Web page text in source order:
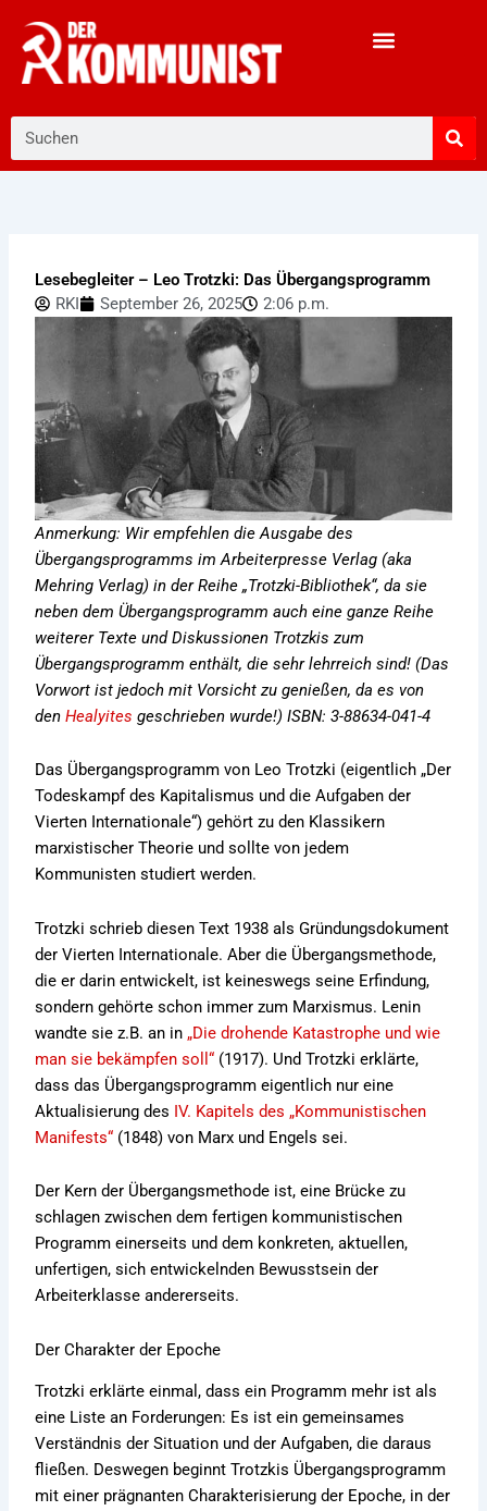
Inhalt
springen
Lesebegleiter – Leo Trotzki: Das Übergangsprogramm
RKI
September 26, 2025 2:06 p.m.
Anmerkung: Wir empfehlen die Ausgabe des
Übergangsprogramms im Arbeiterpresse Verlag (aka
Mehring Verlag) in der Reihe „Trotzki-Bibliothek“, da sie
neben dem Übergangsprogramm auch eine ganze Reihe
weiterer Texte und Diskussionen Trotzkis zum
Übergangsprogramm enthält, die sehr lehrreich sind! (Das
Vorwort ist jedoch mit Vorsicht zu genießen, da es von
denHealyitesgeschrieben wurde!) ISBN: 3-88634-041-4
Das Übergangsprogramm von Leo Trotzki (eigentlich „Der
Todeskampf des Kapitalismus und die Aufgaben der
Vierten Internationale“) gehört zu den Klassikern
marxistischer Theorie und sollte von jedem
Kommunisten studiert werden.
Trotzki schrieb diesen Text 1938 als Gründungsdokument
der Vierten Internationale. Aber die Übergangsmethode,
die er darin entwickelt, ist keineswegs seine Erfindung,
sondern gehörte schon immer zum Marxismus. Lenin
wandte sie z.B. an in „Die drohende Katastrophe und wie
man sie bekämpfen soll“ (1917). Und Trotzki erklärte,
dass das Übergangsprogramm eigentlich nur eine
Aktualisierung des IV. Kapitels des „Kommunistischen
Manifests“ (1848) von Marx und Engels sei.
Der Kern der Übergangsmethode ist, eine Brücke zu
schlagen zwischen dem fertigen kommunistischen
Programm einerseits und dem konkreten, aktuellen,
unfertigen, sich entwickelnden Bewusstsein der
Arbeiterklasse andererseits.
Der Charakter der Epoche
Trotzki erklärte einmal, dass ein Programm mehr ist als
eine Liste an Forderungen: Es ist ein gemeinsames
Verständnis der Situation und der Aufgaben, die daraus
fließen. Deswegen beginnt Trotzkis Übergangsprogramm
mit einer prägnanten Charakterisierung der Epoche, in der